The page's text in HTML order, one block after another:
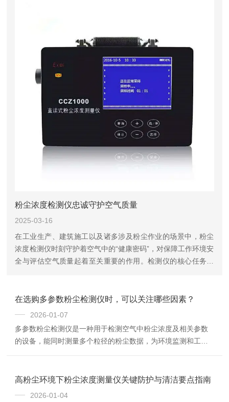
粉尘浓度检测仪忠诚守护空气质量
2025-03-16
在工业生产、建筑施工以及诸多涉及粉尘作业的场景中，粉尘
浓度检测仪时刻守护着空气中的“健康密码”，对保障工作环境安
全与评估空气质量起着至关重要的作用。检测仪的核心任务是
在选购多参数粉尘检测仪时，可以关注哪些因素？
2026-01-07
多参数粉尘检测仪是一种用于检测空气中粉尘浓度及相关参数
的设备，能同时测量多个粒径的粉尘数据，为环境监测和工业
度：采用先进的激光散射技术，能够准确测量低浓度的粉尘颗
高粉尘环境下粉尘浓度测量仪关键防护与清洁要点指南
2026-01-04